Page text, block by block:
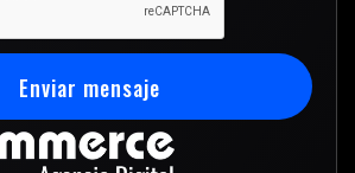
Enviar mensaje
Enviar mensaje